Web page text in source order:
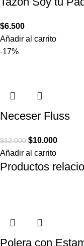
$6.500
Añadir al carrito
-17%
Neceser Fluss
$12.000 $10.000
Añadir al carrito
Productos
Polera con